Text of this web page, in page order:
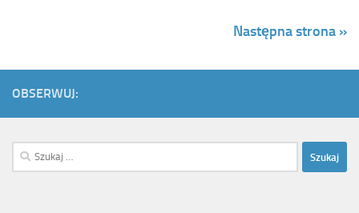
Następna strona »
OBSERWUJ:
Szukaj: